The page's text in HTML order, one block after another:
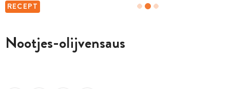
RECEPT
Nootjes-olijvensaus